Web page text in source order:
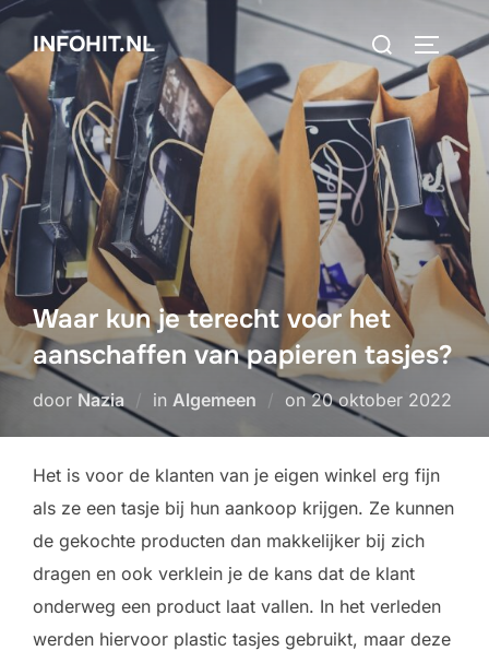
Ga
naar
de
inhoud
INFOHIT.NL
Zoek
naar:
Waar kun je terecht voor het
aanschaffen van papieren tasjes?
door Nazia in Algemeen onGeplaatst
20 oktober 2022
Het is voor de klanten van je eigen winkel erg fijn
als ze een tasje bij hun aankoop krijgen. Ze kunnen
de gekochte producten dan makkelijker bij zich
dragen en ook verklein je de kans dat de klant
onderweg een product laat vallen. In het verleden
werden hiervoor plastic tasjes gebruikt, maar deze